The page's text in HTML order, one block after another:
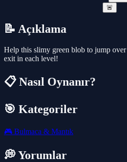
🚨
📝 Açıklama
Help this slimy green blob to jump over
exit in each level!
📋 Nasıl Oynanır?
🎯 Kategoriler
🎮 Bulmaca & Mantık
💭 Yorumlar